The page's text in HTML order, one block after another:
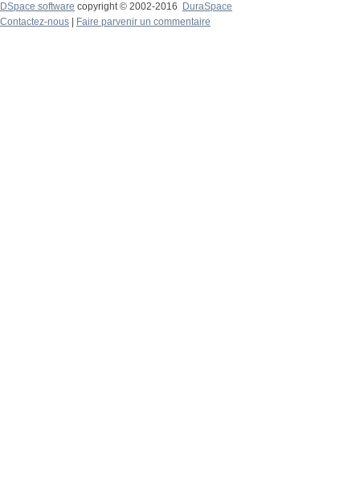
DSpace software copyright © 2002-2016
DuraSpace
Contactez-nous
Faire parvenir un commentaire